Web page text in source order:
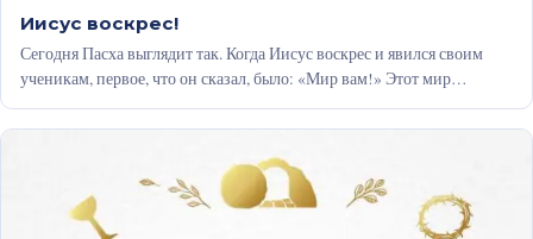
Иисус воскрес!
Сегодня Пасха выглядит так. Когда Иисус воскрес и явился своим
ученикам, первое, что он сказал, было: «Мир вам!» Этот мир…